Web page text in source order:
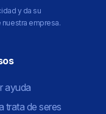
y da su
empresa.
ayuda
trata de seres